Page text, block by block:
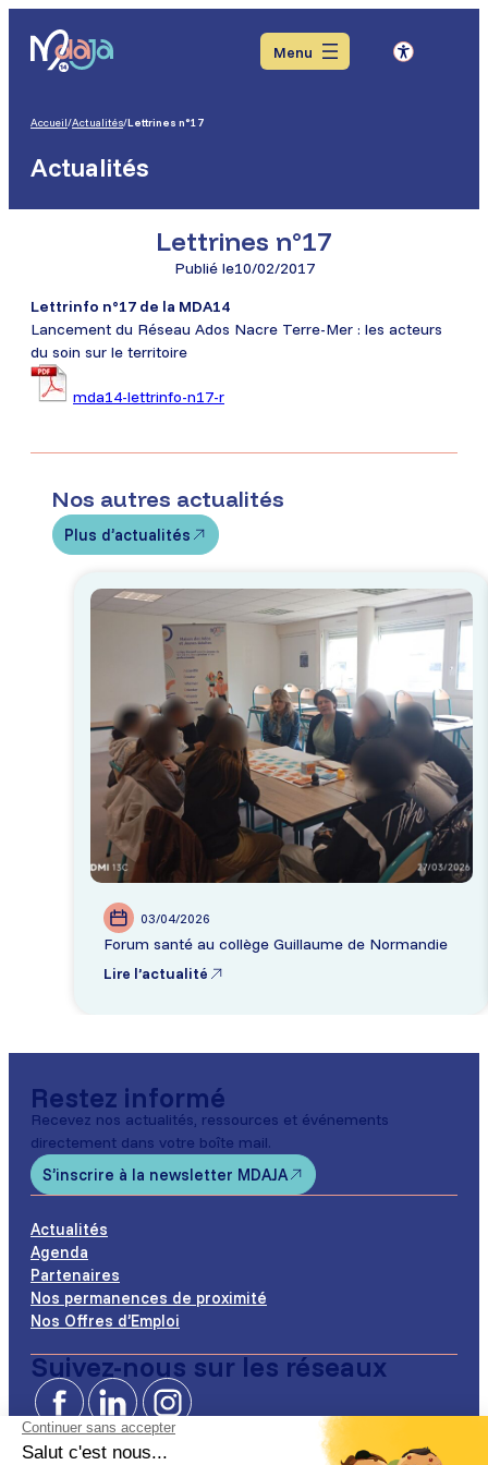
menu
contenu
pied
Menu
Accueil/Actualités/Lettrines n°17
Actualités
Lettrines n°17
Publié le10/02/2017
Lettrinfo n°17 de la MDA14
Lancement du Réseau Ados Nacre Terre-Mer : les acteurs
du soin sur le territoire
mda14-lettrinfo-n17-r
Nos autres actualités
Plus d’actualités
03/04/2026
Forum santé au collège Guillaume de Normandie
Lire l’actualité
Restez informé
Recevez nos actualités, ressources et événements
directement dans votre boîte mail.
S’inscrire à la newsletter MDAJA
Actualités
Agenda
Partenaires
Nos permanences de proximité
Nos Offres d’Emploi
Suivez-nous sur les réseaux
FacebookLinkedInInstagram